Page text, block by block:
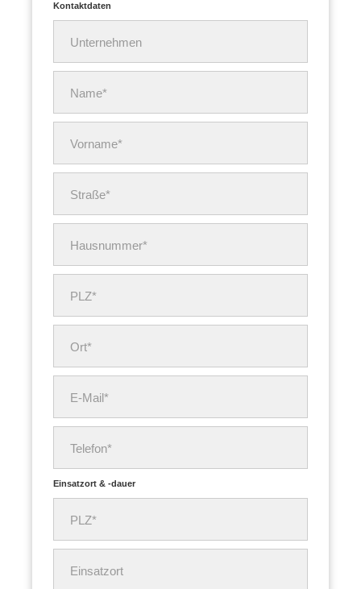
Kontaktdaten
Unternehmen
Name*
Vorname*
Straße*
Hausnummer*
PLZ*
Ort*
E-Mail*
Telefon*
Einsatzort & -dauer
PLZ*
Einsatzort